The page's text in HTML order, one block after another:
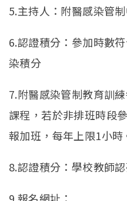
5.主持人：附醫感染管
6.認證積分：參加時數
染積分
7.附醫感染管制教育訓
課程，若於非排班時段
報加班，每年上限1小時
8.認證積分：學校教師